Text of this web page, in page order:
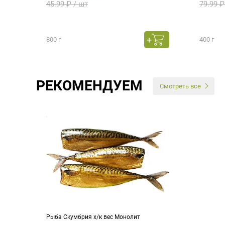
45.99 ₽ / шт
800 г
79.99
400 г
РЕКОМЕНДУЕМ Смотреть все
Рыба Скумбрия х/к вес Монолит